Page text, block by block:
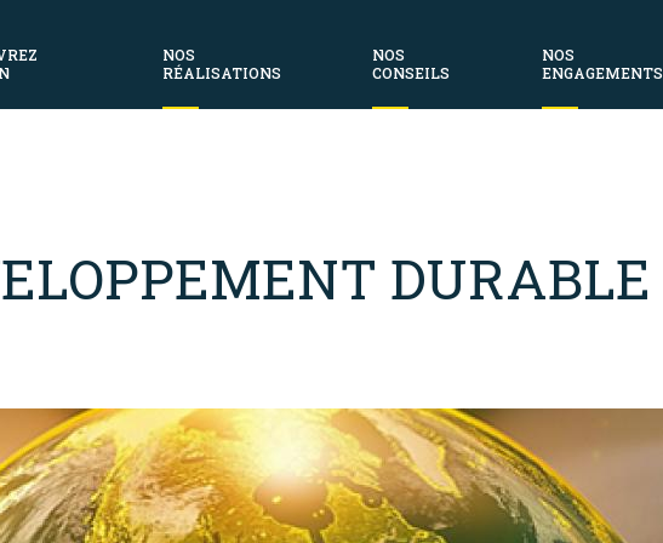
NOS
RÉALISATIONS
NOS
CONSEILS
NOS
ENGAGEMENTS
DURABLE